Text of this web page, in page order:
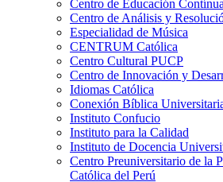
Centro de Educación Contínua
Centro de Análisis y
Especialidad de Música
CENTRUM Católica
Centro Cultural PUCP
Centro de Innovación y
Idiomas Católica
Conexión Bíblica
Instituto Confucio
Instituto para la Calidad
Instituto de Docencia
Centro Preuniversitario de la
Católica del Perú